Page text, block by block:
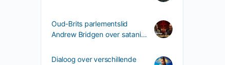
Oud-Brits parlementslid
Andrew Bridgen over satani…
Dialoog over verschillende